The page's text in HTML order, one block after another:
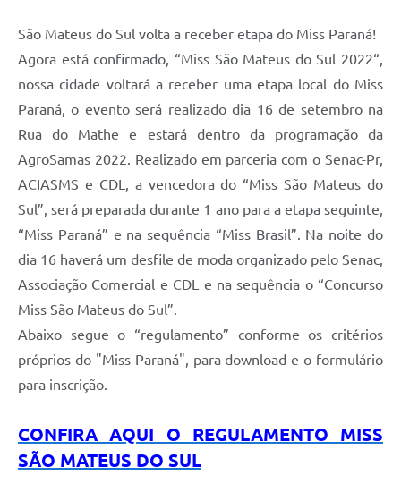
Chamamento Público para Artistas Locais
Projeto Nascente Viva
Agência do Trabalhador
Previdência Complementar
Telefones Prefeitura Municipal
Feriados Municipais
Imprensa
Telefones Postos de Saúde
Plantão das Funerárias
Serviço de Informação ao Cidadão
São Mateus do Sul volta a receber etapa do Miss Paraná!
Agora está confirmado, “Miss São Mateus do Sul 2022“,
nossa cidade voltará a receber uma etapa local do Miss
Paraná, o evento será realizado dia 16 de setembro na
Rua do Mathe e estará dentro da programação da
AgroSamas 2022. Realizado em parceria com o Senac-Pr,
ACIASMS e CDL, a vencedora do “Miss São Mateus do
Sul”, será preparada durante 1 ano para a etapa seguinte,
“Miss Paraná” e na sequência “Miss Brasil”. Na noite do
dia 16 haverá um desfile de moda organizado pelo Senac,
Associação Comercial e CDL e na sequência o “Concurso
Miss São Mateus do Sul”.
Abaixo segue o “regulamento” conforme os critérios
próprios do "Miss Paraná", para download e o formulário
para inscrição.
CONFIRA AQUI O REGULAMENTO MISS
SÃO MATEUS DO SUL